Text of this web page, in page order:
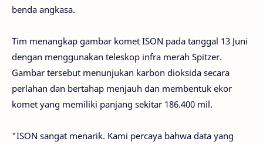
benda angkasa.
Tim menangkap gambar komet ISON pada tanggal 13 Juni
dengan menggunakan teleskop infra merah Spitzer.
Gambar tersebut menunjukan karbon dioksida secara
perlahan dan bertahap menjauh dan membentuk ekor
komet yang memiliki panjang sekitar 186.400 mil.
"ISON sangat menarik. Kami percaya bahwa data yang